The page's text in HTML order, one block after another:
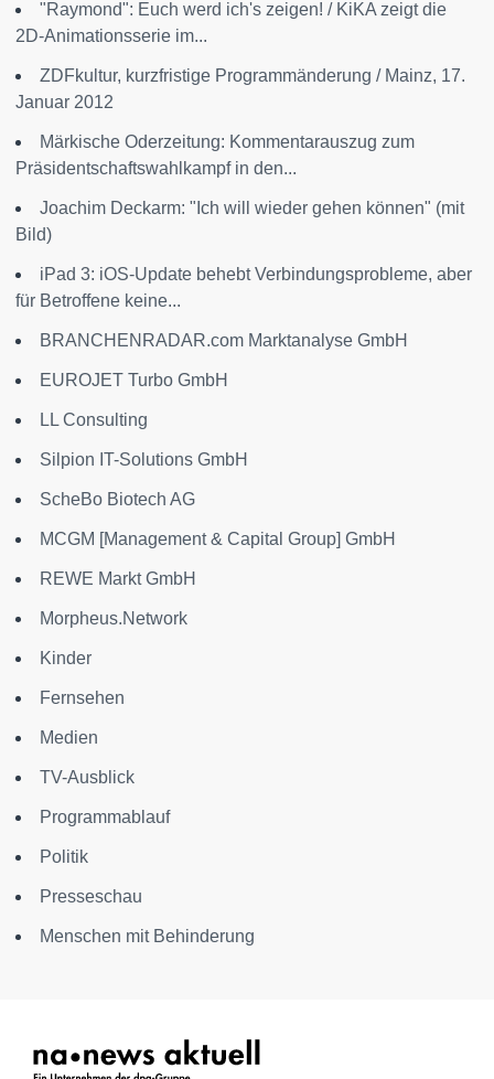
"Raymond": Euch werd ich's zeigen! / KiKA zeigt die
2D-Animationsserie im...
ZDFkultur, kurzfristige Programmänderung / Mainz, 17.
Januar 2012
Märkische Oderzeitung: Kommentarauszug zum
Präsidentschaftswahlkampf in den...
Joachim Deckarm: "Ich will wieder gehen können" (mit
Bild)
iPad 3: iOS-Update behebt Verbindungsprobleme, aber
für Betroffene keine...
BRANCHENRADAR.com Marktanalyse GmbH
EUROJET Turbo GmbH
LL Consulting
Silpion IT-Solutions GmbH
ScheBo Biotech AG
MCGM [Management & Capital Group] GmbH
REWE Markt GmbH
Morpheus.Network
Kinder
Fernsehen
Medien
TV-Ausblick
Programmablauf
Politik
Presseschau
Menschen mit Behinderung